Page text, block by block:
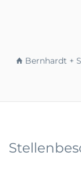
Bernhardt +